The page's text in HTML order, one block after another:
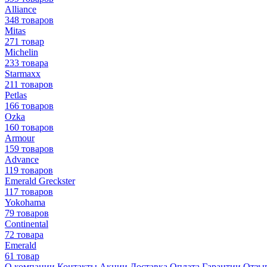
Alliance
348 товаров
Mitas
271 товар
Michelin
233 товара
Starmaxx
211 товаров
Petlas
166 товаров
Ozka
160 товаров
Armour
159 товаров
Advance
119 товаров
Emerald Greckster
117 товаров
Yokohama
79 товаров
Continental
72 товара
Emerald
61 товар